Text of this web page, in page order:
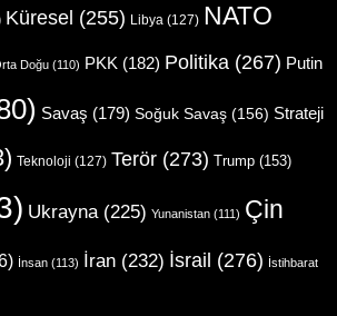
Küresel (255) Libya (127) NATO
Doğu (110) PKK (182) Politika (267) Putin
Savaş (179) Soğuk Savaş (156) Strateji
Teknoloji (127) Terör (273) Trump (153)
Ukrayna (225) Yunanistan (111) Çin
İnsan (113) İran (232) İsrail (276) İstihbarat